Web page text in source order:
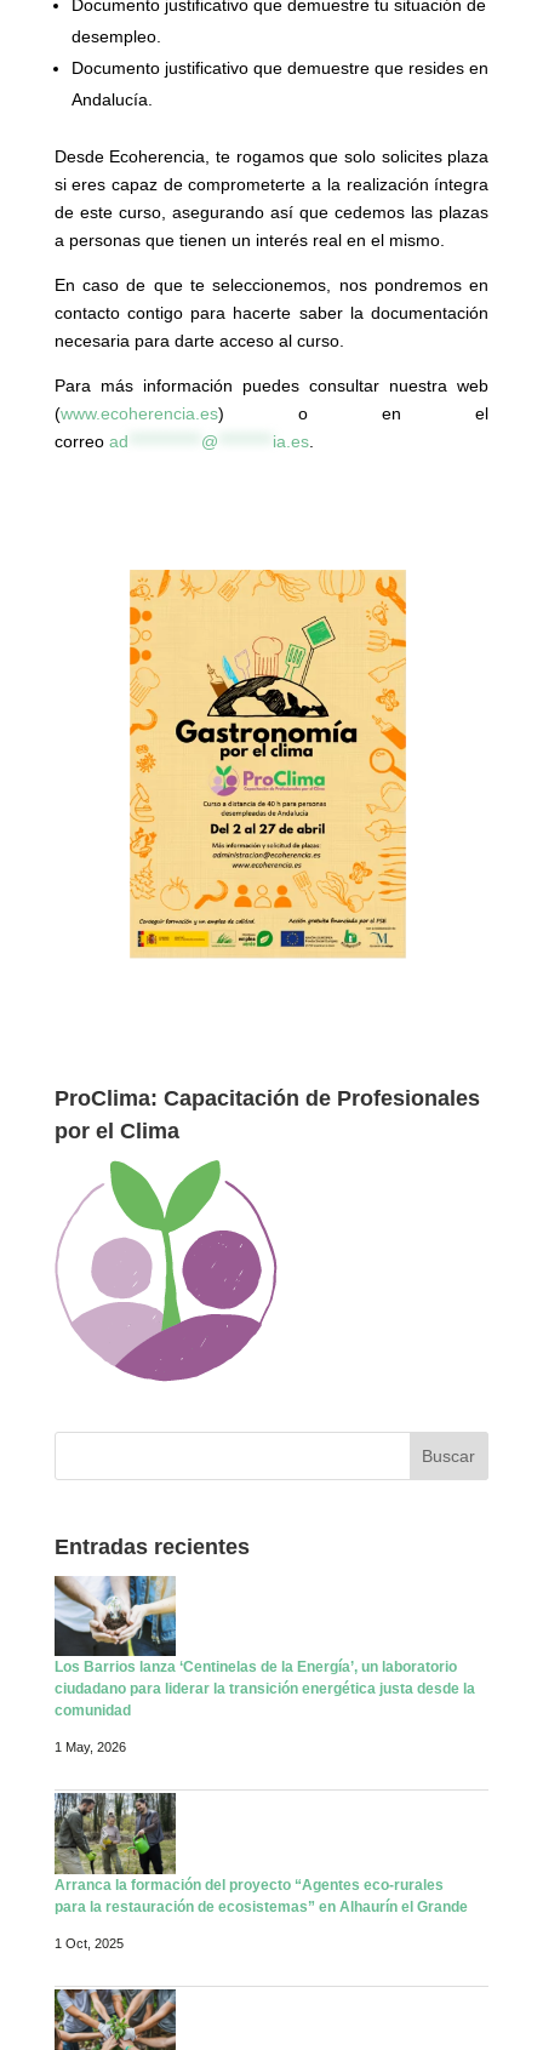
Documento justificativo que demuestre tu situación de
desempleo.
Documento justificativo que demuestre que resides en
Andalucía.
Desde Ecoherencia, te rogamos que solo solicites plaza
si eres capaz de comprometerte a la realización íntegra
de este curso, asegurando así que cedemos las plazas
a personas que tienen un interés real en el mismo.
En caso de que te seleccionemos, nos pondremos en
contacto contigo para hacerte saber la documentación
necesaria para darte acceso al curso.
Para más información puedes consultar nuestra web
(www.ecoherencia.es) o en el
correo ad @ ia.es.
ProClima: Capacitación de Profesionales
por el Clima
Entradas recientes
Los Barrios lanza ‘Centinelas de la Energía’, un laboratorio
ciudadano para liderar la transición energética justa desde la
comunidad
1 May, 2026
Arranca la formación del proyecto “Agentes eco-rurales
para la restauración de ecosistemas” en Alhaurín el Grande
1 Oct, 2025